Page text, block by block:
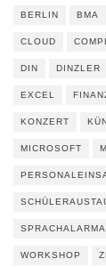
BERLIN BMA
CLOUD
DIN DINZLER
EXCEL
KONZERT
MICROSOFT
WORKSHOP